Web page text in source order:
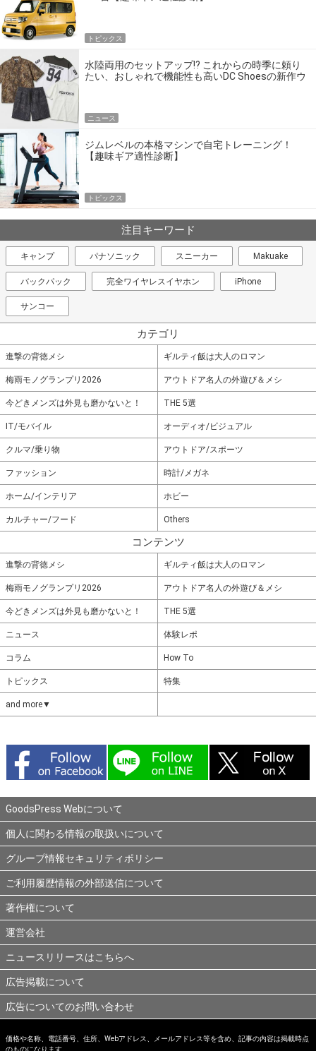
トピックス
水陸両用のセットアップ!? これからの時季に頼り
たい、おしゃれで機能性も高いDC Shoesの新作ウ
ニュース
ジムレベルの本格マシンで自宅トレーニング！
【趣味ギア適性診断】
トピックス
注目キーワード
キャンプ パナソニック スニーカー Makuake
バックパック 完全ワイヤレスイヤホン iPhone
サンコー
カテゴリ
進撃の背徳メシ ギルティ飯は大人のロマン
梅雨モノグランプリ2026 アウトドア名人の外遊び＆メシ
今どきメンズは外見も磨かないと！ THE 5選
IT/モバイル オーディオ/ビジュアル
クルマ/乗り物 アウトドア/スポーツ
ファッション 時計/メガネ
ホーム/インテリア ホビー
カルチャー/フード Others
コンテンツ
進撃の背徳メシ ギルティ飯は大人のロマン
梅雨モノグランプリ2026 アウトドア名人の外遊び＆メシ
今どきメンズは外見も磨かないと！ THE 5選
ニュース 体験レポ
コラム How To
トピックス 特集
and more▼
GoodsPress Webについて
個人に関わる情報の取扱いについて
グループ情報セキュリティポリシー
ご利用履歴情報の外部送信について
著作権について
運営会社
ニュースリリースはこちらへ
広告掲載について
広告についてのお問い合わせ
価格や名称、電話番号、住所、Webアドレス、メールアドレス等を含め、記事の内容は掲載時点
のものになります。